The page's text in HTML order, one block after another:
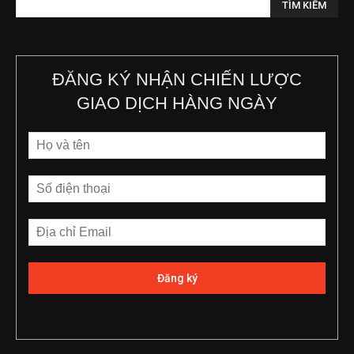
ĐĂNG KÝ NHẬN CHIẾN LƯỢC
GIAO DỊCH HÀNG NGÀY